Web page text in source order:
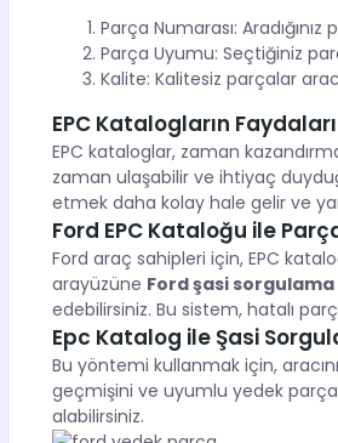
Parça Numarası:
Parça Uyumu: Seçtiğiniz
Kalite: Kalitesiz parçalar
EPC Katalogların Faydaları
EPC kataloglar, zaman
zaman ulaşabilir ve ihtiyaç
etmek daha kolay hale gelir ve
Ford EPC Kataloğu ile
Ford araç sahipleri için, EPC
arayüzüne Ford şasi sorgulama
edebilirsiniz. Bu sistem, hatalı
Epc Katalog ile Şasi
Bu yöntemi kullanmak için,
geçmişini ve uyumlu yedek
alabilirsiniz.